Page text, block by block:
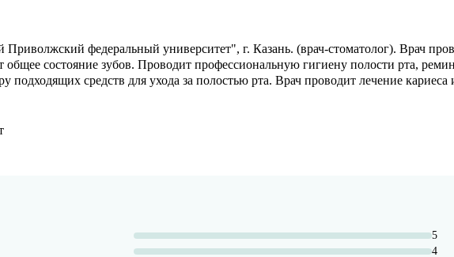
федеральный университет", г. Казань. (врач-стоматолог). Врач
состояние зубов. Проводит профессиональную гигиену полости рта,
подходящих средств для ухода за полостью рта. Врач проводит лечение
5
4